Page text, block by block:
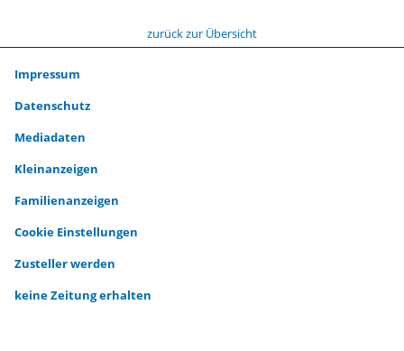
zurück zur Übersicht
Impressum
Datenschutz
Mediadaten
Kleinanzeigen
Familienanzeigen
Cookie Einstellungen
Zusteller werden
keine Zeitung erhalten